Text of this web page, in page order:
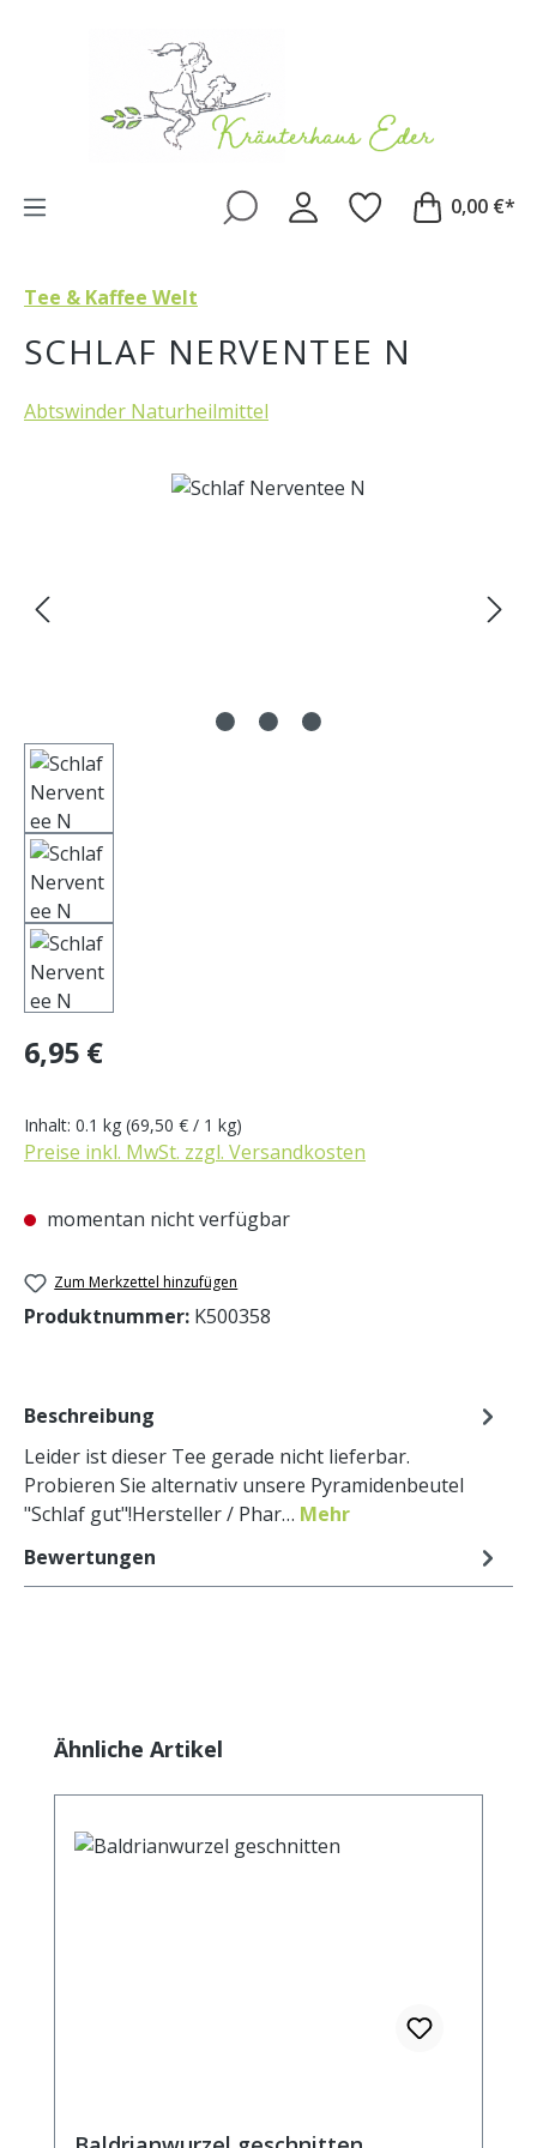
0,00 €*
Tee & Kaffee Welt
SCHLAF NERVENTEE N
Abtswinder Naturheilmittel
Bildergalerie überspringen
Regulärer Preis:
6,95 €
Inhalt: 0.1 kg (69,50 € / 1 kg)
Preise inkl. MwSt. zzgl. Versandkosten
momentan nicht verfügbar
Zum Merkzettel hinzufügen
Produktnummer: K500358
Beschreibung
Leider ist dieser Tee gerade nicht lieferbar.
Probieren Sie alternativ unsere Pyramidenbeutel
"Schlaf gut"!Hersteller / Phar… Mehr
Bewertungen
Produktgalerie überspringen
Ähnliche Artikel